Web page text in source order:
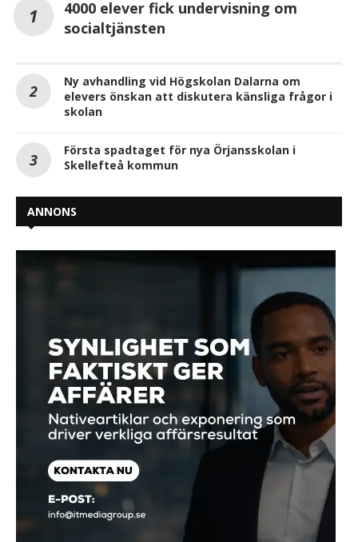
4000 elever fick undervisning om
socialtjänsten
Ny avhandling vid Högskolan Dalarna om
elevers önskan att diskutera känsliga frågor i
skolan
Första spadtaget för nya Örjansskolan i
Skellefteå kommun
ANNONS